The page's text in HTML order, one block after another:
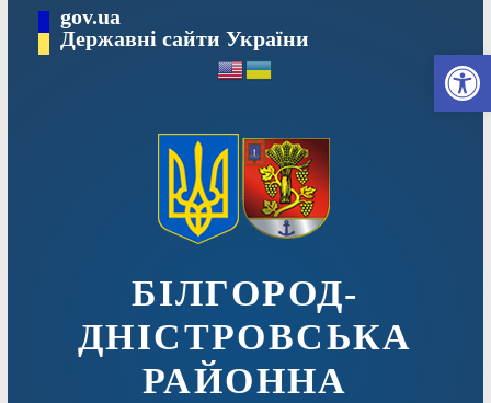
вмісту
gov.ua
Державні сайти України
БІЛГОРОД-
ДНІСТРОВСЬКА
РАЙОННА